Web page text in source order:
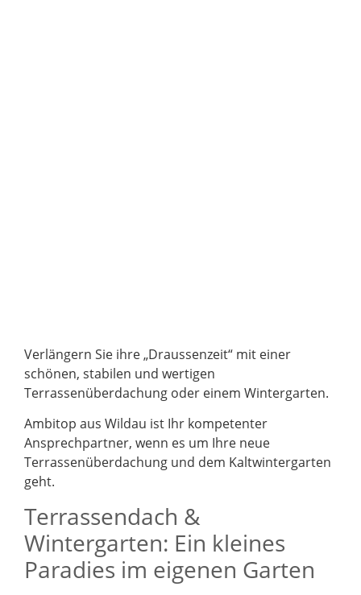
Verlängern Sie ihre „Draussenzeit“ mit einer
schönen, stabilen und wertigen
Terrassenüberdachung oder einem Wintergarten.
Ambitop aus Wildau ist Ihr kompetenter
Ansprechpartner, wenn es um Ihre neue
Terrassenüberdachung und dem Kaltwintergarten
geht.
Terrassendach &
Wintergarten: Ein kleines
Paradies im eigenen Garten